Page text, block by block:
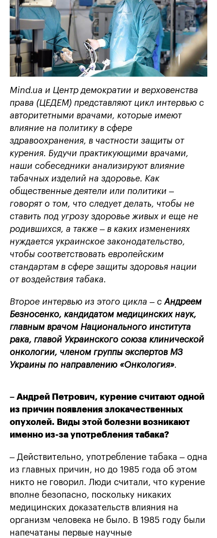
Mind.ua и Центр демократии и верховенства
права (ЦЕДЕМ) представляют цикл интервью с
авторитетными врачами, которые имеют
влияние на политику в сфере
здравоохранения, в частности защиты от
курения. Будучи практикующими врачами,
наши собеседники анализируют влияние
табачных изделий на здоровье. Как
общественные деятели или политики –
говорят о том, что следует делать, чтобы не
ставить под угрозу здоровье живых и еще не
родившихся, а также – в каких изменениях
нуждается украинское законодательство,
чтобы соответствовать европейским
стандартам в сфере защиты здоровья нации
от воздействия табака.
Второе интервью из этого цикла – с Андреем
Безносенко, кандидатом медицинских наук,
главным врачом Национального института
рака, главой Украинского союза клинической
онкологии, членом группы экспертов МЗ
Украины по направлению «Онкология».
– Андрей Петрович, курение считают одной
из причин появления злокачественных
опухолей. Виды этой болезни возникают
именно из-за употребления табака?
– Действительно, употребление табака – одна
из главных причин, но до 1985 года об этом
никто не говорил. Люди считали, что курение
вполне безопасно, поскольку никаких
медицинских доказательств влияния на
организм человека не было. В 1985 году были
напечатаны первые научные